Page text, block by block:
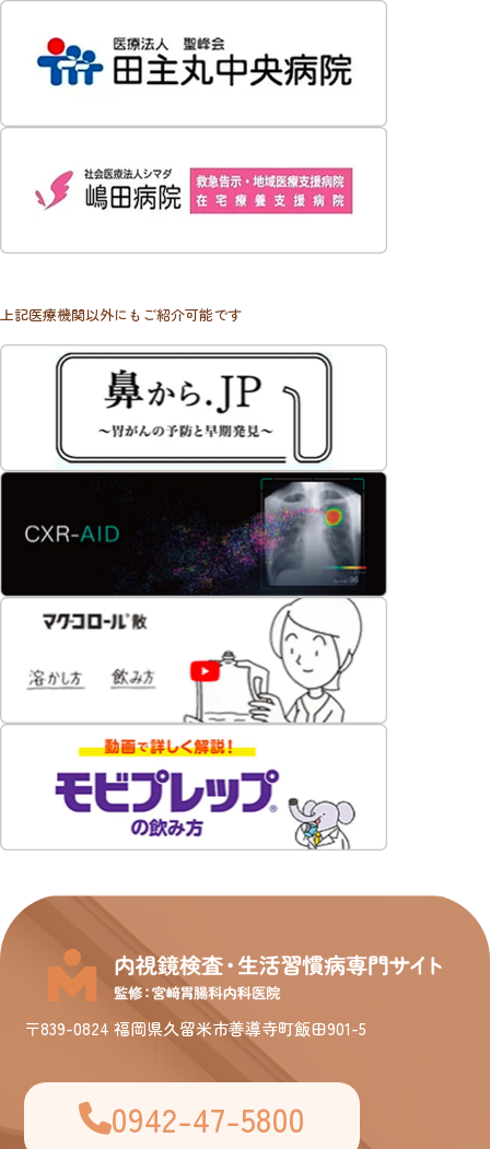
上記医療機関以外にもご紹介可能です
〒839-0824 福岡県久留米市善導寺町飯田901-5
0942-47-5800